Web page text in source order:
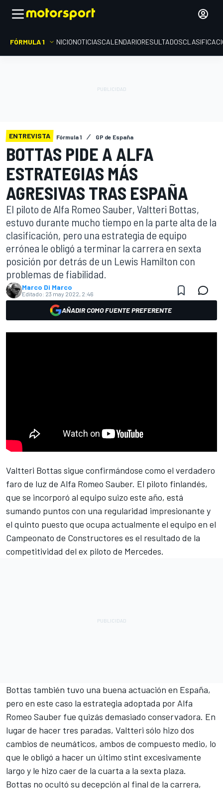
FÓRMULA 1 INICIONOTICIASCALENDARIORESULTADOS
ENTREVISTA Fórmula 1 GP de España
BOTTAS PIDE A ALFA
ESTRATEGIAS MÁS
AGRESIVAS TRAS ESPAÑA
El piloto de Alfa Romeo Sauber, Valtteri Bottas,
estuvo durante mucho tiempo en la parte alta de la
clasificación, pero una estrategia de equipo
errónea le obligó a terminar la carrera en sexta
posición por detrás de un Lewis Hamilton con
problemas de fiabilidad.
Marco Di Marco
Editado: 23 may 2022, 2:46
AÑADIR COMO FUENTE PREFERENTE
Valtteri Bottas sigue confirmándose como el verdadero
faro de luz de Alfa Romeo Sauber. El piloto finlandés,
que se incorporó al equipo suizo este año, está
sumando puntos con una regularidad impresionante y
el quinto puesto que ocupa actualmente el equipo en el
Campeonato de Constructores es el resultado de la
competitividad del ex piloto de Mercedes.
Bottas también tuvo una buena actuación en España,
pero en este caso la estrategia adoptada por Alfa
Romeo Sauber fue quizás demasiado conservadora. En
lugar de hacer tres paradas, Valtteri sólo hizo dos
cambios de neumáticos, ambos de compuesto medio, lo
que le obligó a hacer un último stint excesivamente
largo y le hizo caer de la cuarta a la sexta plaza.
Bottas no ocultó su decepción al final de la carrera,